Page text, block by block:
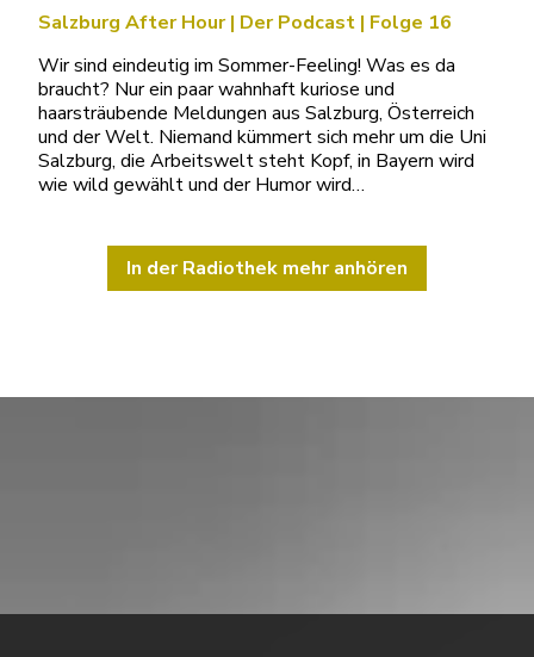
Salzburg After Hour | Der Podcast | Folge 16
Wir sind eindeutig im Sommer-Feeling! Was es da
braucht? Nur ein paar wahnhaft kuriose und
haarsträubende Meldungen aus Salzburg, Österreich
und der Welt. Niemand kümmert sich mehr um die Uni
Salzburg, die Arbeitswelt steht Kopf, in Bayern wird
wie wild gewählt und der Humor wird…
In der Radiothek mehr anhören